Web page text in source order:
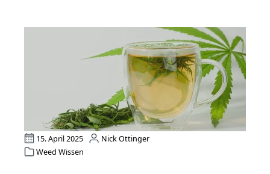
15. April 2025
Nick Ottinger
Weed Wissen